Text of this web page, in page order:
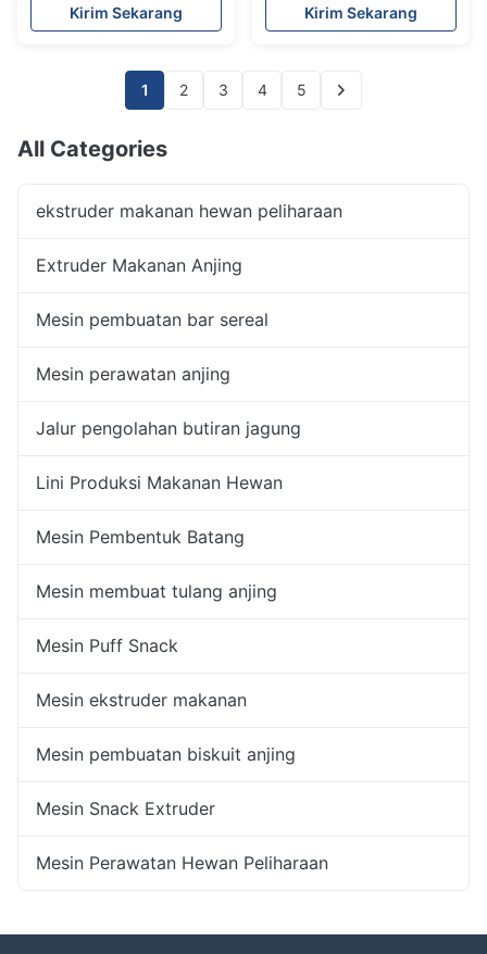
Kirim Sekarang
Dikendalikan oleh
Siemens PLC
Kirim Sekarang
1 2 3 4 5
All Categories
ekstruder makanan hewan peliharaan
Extruder Makanan Anjing
Mesin pembuatan bar sereal
Mesin perawatan anjing
Jalur pengolahan butiran jagung
Lini Produksi Makanan Hewan
Mesin Pembentuk Batang
Mesin membuat tulang anjing
Mesin Puff Snack
Mesin ekstruder makanan
Mesin pembuatan biskuit anjing
Mesin Snack Extruder
Mesin Perawatan Hewan Peliharaan